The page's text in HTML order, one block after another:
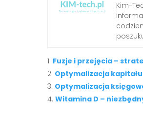
Kim-
Fuzje i przejęcia –
Optymalizacja
Optymalizacja
Witamina D –